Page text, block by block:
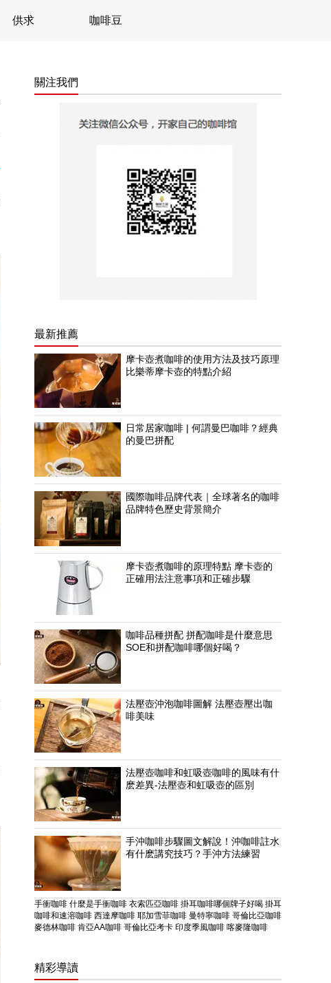
供求 咖啡豆
關注我們
最新推薦
摩卡壺煮咖啡的使用方法及技巧原理
比樂蒂摩卡壺的特點介紹
日常居家咖啡 | 何謂曼巴咖啡？經典
的曼巴拼配
國際咖啡品牌代表｜全球著名的咖啡
品牌特色歷史背景簡介
摩卡壺煮咖啡的原理特點 摩卡壺的
正確用法注意事項和正確步驟
咖啡品種拼配 拼配咖啡是什麼意思
SOE和拼配咖啡哪個好喝？
法壓壺沖泡咖啡圖解 法壓壺壓出咖
啡美味
法壓壺咖啡和虹吸壺咖啡的風味有什
麽差異-法壓壺和虹吸壺的區別
手沖咖啡步驟圖文解說！沖咖啡註水
有什麽講究技巧？手沖方法練習
手衝咖啡 什麼是手衝咖啡 衣索匹亞咖啡 掛耳咖啡哪個牌子好喝 掛耳
咖啡和速溶咖啡 西達摩咖啡 耶加雪菲咖啡 曼特寧咖啡 哥倫比亞咖啡
麥德林咖啡 肯亞AA咖啡 哥倫比亞考卡 印度季風咖啡 喀麥隆咖啡
精彩導讀